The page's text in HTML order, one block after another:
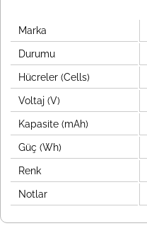
Marka
Durumu
Hücreler (Cells)
Voltaj (V)
Kapasite (mAh)
Güç (Wh)
Renk
Notlar